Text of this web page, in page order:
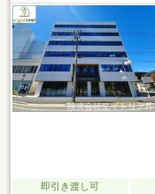
即引き渡し可